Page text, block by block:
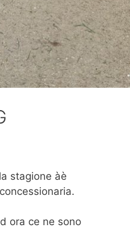
stagione àè
ora ce ne sono